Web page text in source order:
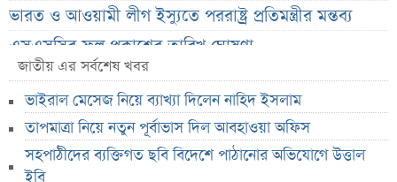
ভারত ও আওয়ামী লীগ ইস্যুতে পররাষ্ট্র প্রতিমন্ত্রীর মন্তব্য
এসএসসির ফল প্রকাশের তারিখ ঘোষণা
সৌদিতে বাংলাদেশিদের জন্য বড় সুখবর
নয় মাসের স্থবিরতা কাটিয়ে আবার গ্যাস পরিবহনে ইন্ট্রাকো
উচ্চ সুদেও মিলছে না আমানত, অবসায়নের প্রক্রিয়ায় ৫
আর্থিক প্রতিষ্ঠান
জাতীয় এর সর্বশেষ খবর
ভাইরাল মেসেজ নিয়ে ব্যাখ্যা দিলেন নাহিদ ইসলাম
তাপমাত্রা নিয়ে নতুন পূর্বাভাস দিল আবহাওয়া অফিস
সহপাঠীদের ব্যক্তিগত ছবি বিদেশে পাঠানোর অভিযোগে উত্তাল
ইবি